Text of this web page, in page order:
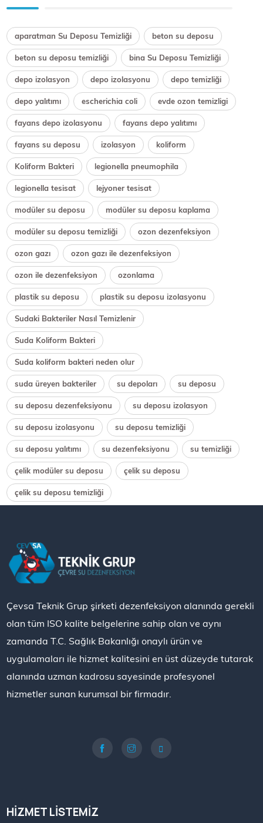
aparatman Su Deposu Temizliği beton su deposu
beton su deposu temizliği bina Su Deposu Temizliği
depo izolasyon depo izolasyonu depo temizliği
depo yalıtımı escherichia coli evde ozon temizligi
fayans depo izolasyonu fayans depo yalıtımı
fayans su deposu izolasyon koliform
Koliform Bakteri legionella pneumophila
legionella tesisat lejyoner tesisat
modüler su deposu modüler su deposu kaplama
modüler su deposu temizliği ozon dezenfeksiyon
ozon gazı ozon gazı ile dezenfeksiyon
ozon ile dezenfeksiyon ozonlama
plastik su deposu plastik su deposu izolasyonu
Sudaki Bakteriler Nasıl Temizlenir
Suda Koliform Bakteri
Suda koliform bakteri neden olur
suda üreyen bakteriler su depoları su deposu
su deposu dezenfeksiyonu su deposu izolasyon
su deposu izolasyonu su deposu temizliği
su deposu yalıtımı su dezenfeksiyonu su temizliği
çelik modüler su deposu çelik su deposu
çelik su deposu temizliği
Çevsa Teknik Grup şirketi dezenfeksiyon alanında gerekli
olan tüm ISO kalite belgelerine sahip olan ve aynı
zamanda T.C. Sağlık Bakanlığı onaylı ürün ve
uygulamaları ile hizmet kalitesini en üst düzeyde tutarak
alanında uzman kadrosu sayesinde profesyonel
hizmetler sunan kurumsal bir firmadır.
HIZMET LISTEMIZ